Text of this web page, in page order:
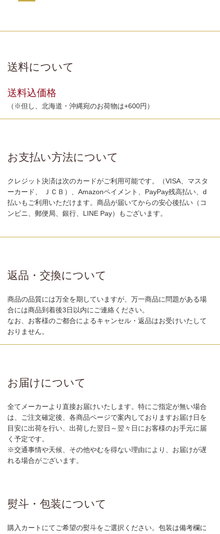
送料について
送料込価格
（※但し、北海道・沖縄宛のお荷物は+600円）
お支払い方法について
クレジット決済は次のカードがご利用可能です。（VISA、マスタ
ーカード、 ＪＣＢ）、Amazonペイメント、PayPay残高払い、d
払いもご利用いただけます。商品が届いてからの安心後払い（コ
ンビニ、郵便局、銀行、LINE Pay）もございます。
返品・交換について
商品の品質には万全を期していますが、万一商品に問題がある場
合には商品到着後3日以内にご連絡ください。
なお、お客様のご都合によるキャンセル・返品はお受けいたして
おりません。
お届けについて
全てメーカーより直接お届けいたします。特にご指定が無い場合
は、ご注文確定後、各商品ページで案内しておりますお届け日を
目安に出荷を行い、出荷した翌日～翌々日にお客様のお手元に届
く予定です。
※交通事情や天候、その他やむを得ない理由により、お届けが遅
れる場合がございます。
熨斗・包装について
購入カートにてご希望の熨斗をご選択ください。包装は備考欄に